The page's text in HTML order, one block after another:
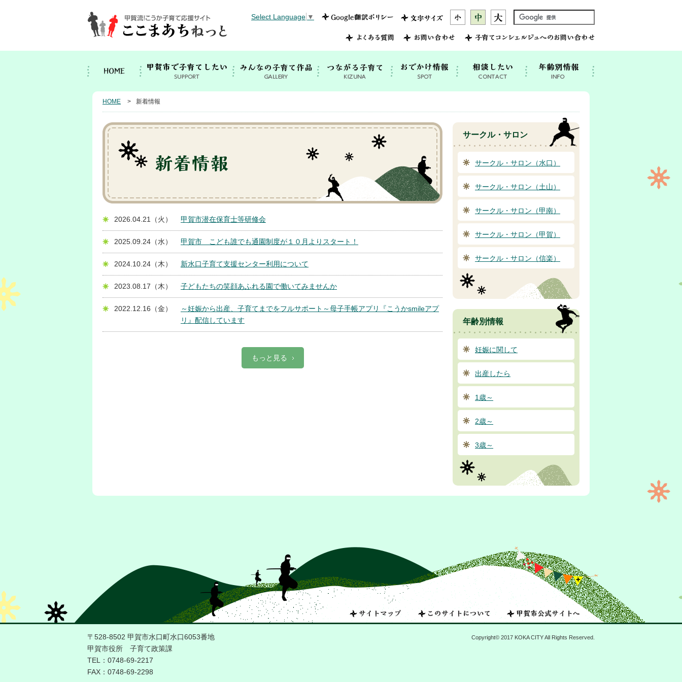
Select Language ▼
HOME 新着情報
2026.04.21（火） 甲賀市潜在保育士等研修会
2025.09.24（水） 甲賀市 こども誰でも通園制度が１０月よりスタート！
2024.10.24（木） 新水口子育て支援センター利用について
2023.08.17（木） 子どもたちの笑顔あふれる園で働いてみませんか
2022.12.16（金）
～妊娠から出産、子育てまでをフルサポート～母子手帳アプリ『こうかsmileアプ
リ』配信しています
もっと見る
サークル・サロン
サークル・サロン（水口）
サークル・サロン（土山）
サークル・サロン（甲南）
サークル・サロン（甲賀）
サークル・サロン（信楽）
年齢別情報
妊娠に関して
出産したら
1歳～
2歳～
3歳～
〒528-8502 甲賀市水口町水口6053番地
甲賀市役所 子育て政策課
TEL：0748-69-2217
FAX：0748-69-2298
Copyright© 2017 KOKA CITY All Rights Reserved.